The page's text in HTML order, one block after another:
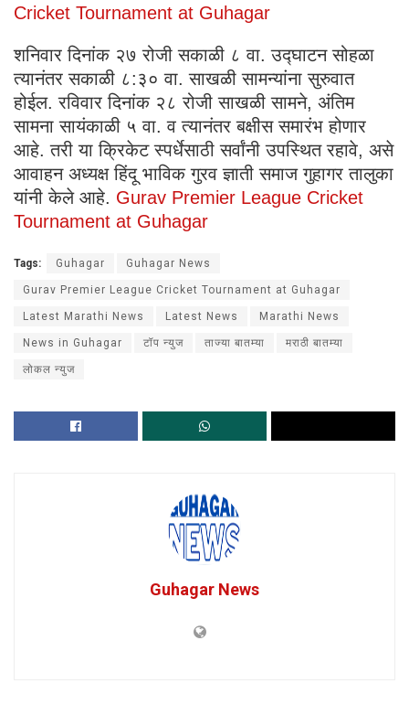
Cricket Tournament at Guhagar
शनिवार दिनांक २७ रोजी सकाळी ८ वा. उद्घाटन सोहळा
त्यानंतर सकाळी ८:३० वा. साखळी सामन्यांना सुरुवात
होईल. रविवार दिनांक २८ रोजी साखळी सामने, अंतिम
सामना सायंकाळी ५ वा. व त्यानंतर बक्षीस समारंभ होणार
आहे. तरी या क्रिकेट स्पर्धेसाठी सर्वांनी उपस्थित रहावे, असे
आवाहन अध्यक्ष हिंदू भाविक गुरव ज्ञाती समाज गुहागर तालुका
यांनी केले आहे. Gurav Premier League Cricket
Tournament at Guhagar
Tags: Guhagar Guhagar News
Gurav Premier League Cricket Tournament at Guhagar
Latest Marathi News Latest News Marathi News
News in Guhagar टॉप न्युज ताज्या बातम्या मराठी बातम्या
लोकल न्युज
Guhagar News